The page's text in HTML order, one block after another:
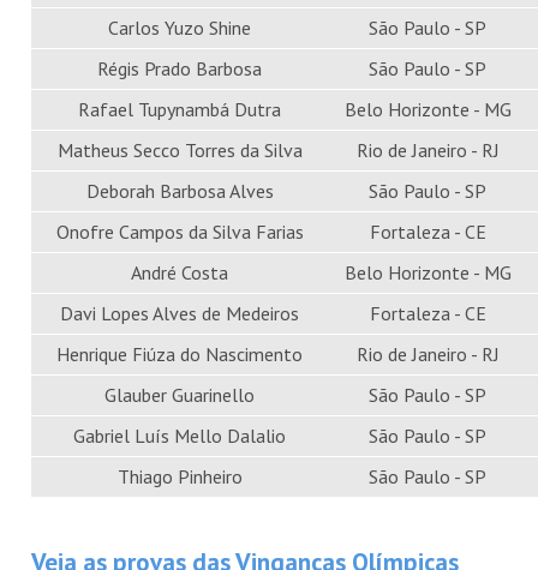
Carlos Yuzo Shine
São Paulo - SP
Régis Prado Barbosa
São Paulo - SP
Rafael Tupynambá Dutra
Belo Horizonte - MG
Matheus Secco Torres da Silva
Rio de Janeiro - RJ
Deborah Barbosa Alves
São Paulo - SP
Onofre Campos da Silva Farias
Fortaleza - CE
André Costa
Belo Horizonte - MG
Davi Lopes Alves de Medeiros
Fortaleza - CE
Henrique Fiúza do Nascimento
Rio de Janeiro - RJ
Glauber Guarinello
São Paulo - SP
Gabriel Luís Mello Dalalio
São Paulo - SP
Thiago Pinheiro
São Paulo - SP
Veja as provas das Vinganças Olímpicas